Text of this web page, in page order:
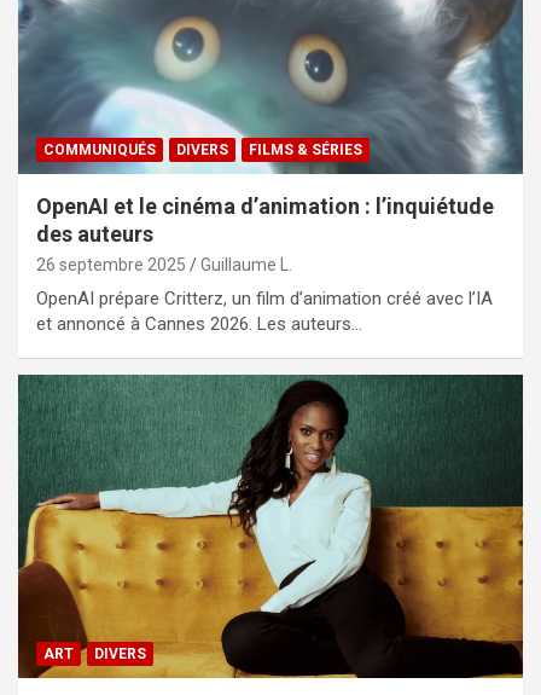
COMMUNIQUÉS DIVERS FILMS & SÉRIES
OpenAI et le cinéma d’animation : l’inquiétude
des auteurs
26 septembre 2025 Guillaume L.
OpenAI prépare Critterz, un film d’animation créé avec l’IA
et annoncé à Cannes 2026. Les auteurs…
ART DIVERS